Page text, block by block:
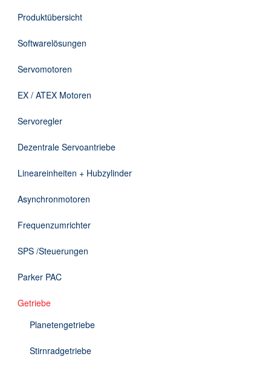
Applikationen
Informationen
Downloads
Kontakt
Produktübersicht
Softwarelösungen
Servomotoren
EX / ATEX Motoren
Servoregler
Dezentrale Servoantriebe
Lineareinheiten + Hubzylinder
Asynchronmotoren
Frequenzumrichter
SPS /Steuerungen
Parker PAC
Getriebe
Planetengetriebe
Stirnradgetriebe